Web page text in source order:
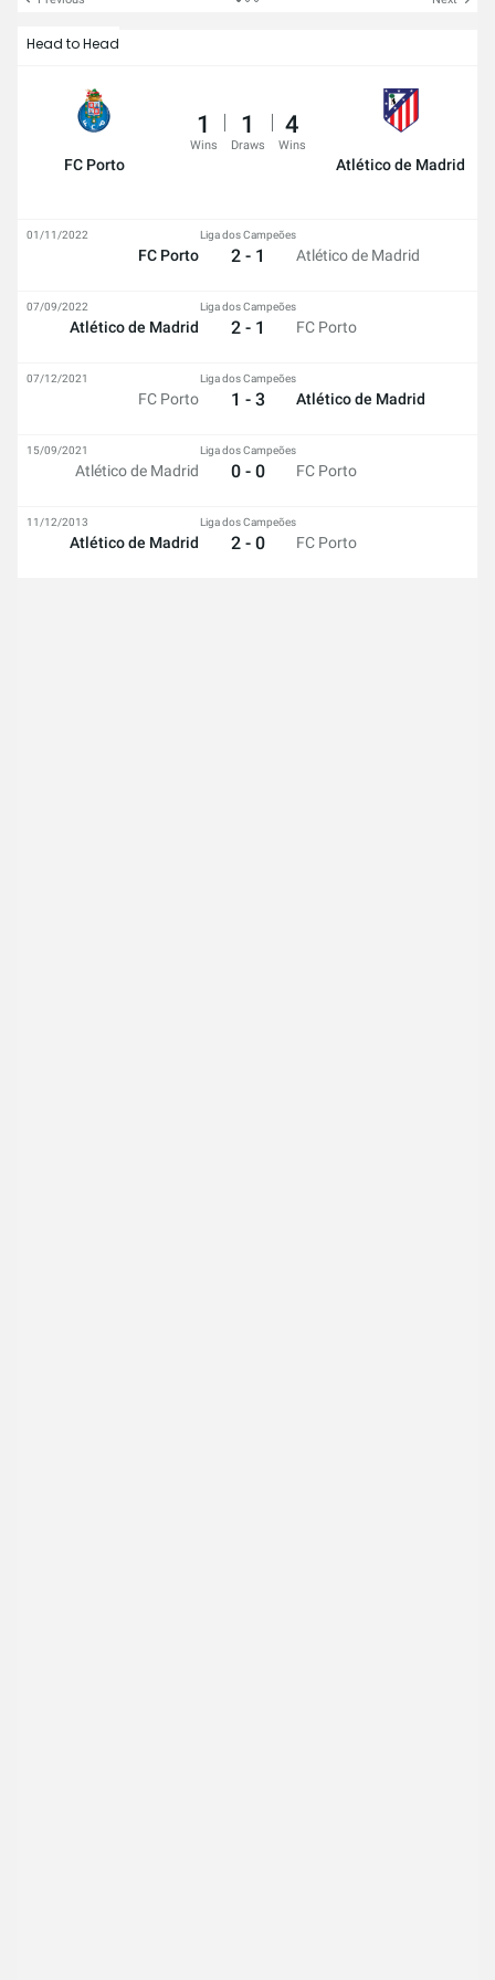
Head to Head
FC Porto
1
Wins
1
Draws
4
Wins
Atlético de Madrid
FC Porto
Liga dos Campeões
2 - 1 Atlético de Madrid
01/11/2022
Atlético de Madrid
Liga dos Campeões
2 - 1 FC Porto
07/09/2022
FC Porto
Liga dos Campeões
1 - 3 Atlético de Madrid
07/12/2021
Atlético de Madrid
Liga dos Campeões
0 - 0 FC Porto
15/09/2021
Atlético de Madrid
Liga dos Campeões
2 - 0 FC Porto
11/12/2013